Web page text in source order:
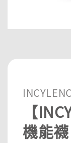
【
機能